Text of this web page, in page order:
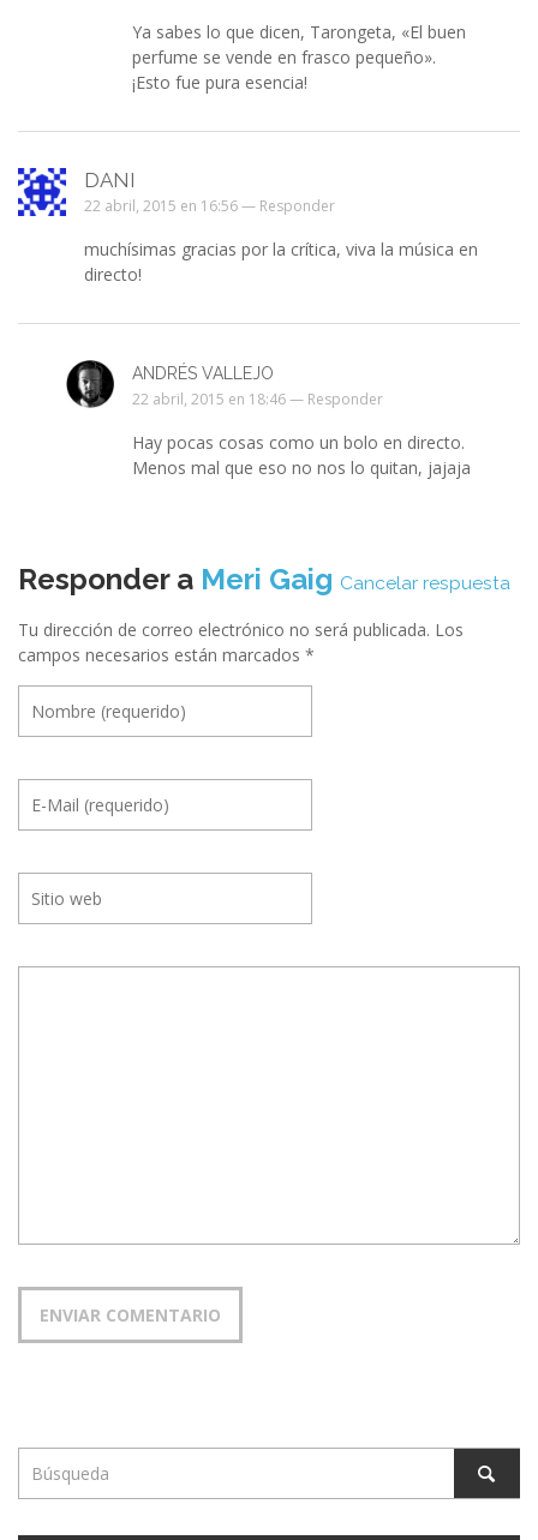
Ya sabes lo que dicen, Tarongeta, «El buen
perfume se vende en frasco pequeño».
¡Esto fue pura esencia!
DANI
22 abril, 2015 en 16:56 — Responder
muchísimas gracias por la crítica, viva la música en
directo!
ANDRÉS VALLEJO
22 abril, 2015 en 18:46 — Responder
Hay pocas cosas como un bolo en directo.
Menos mal que eso no nos lo quitan, jajaja
Responder a Meri Gaig Cancelar respuesta
Tu dirección de correo electrónico no será publicada. Los
campos necesarios están marcados *